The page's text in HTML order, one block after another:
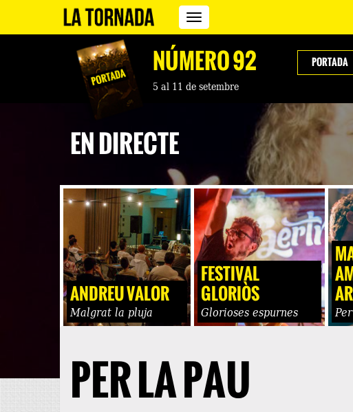
Revista
La
Tornada
NÚMERO 92
5 al 11 de setembre
PORTADA
EN DIRECTE
ANDREU VALOR
Malgrat la pluja
FESTIVAL
GLORIÒS
Glorioses espurnes
PER LA PAU